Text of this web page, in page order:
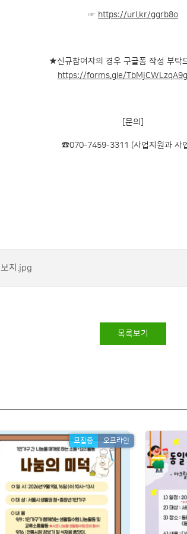
☞ https://url.kr/ggrb8o
★신규참여자의 경우 구글폼 작성 부탁
https://forms.gle/
[문의]
☎070-7459-3311 (사업지원과 사
지.jpg
목록보기
모집중 오프라인